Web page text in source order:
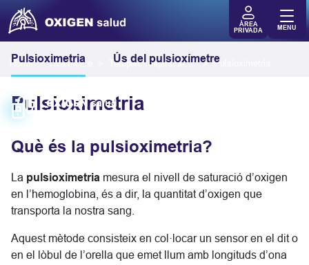
ÀREA
PRIVADA
MENU
Home Healthcare Teràpies respiratòries domiciliàries Pulsioximetria
OXIGENsalud
Pulsioximetria
Pulsioximetria Ús del pulsioxímetre
Pulsioximetria
Què és la pulsioximetria?
La pulsioximetria mesura el nivell de saturació d’oxigen
en l’hemoglobina, és a dir, la quantitat d’oxigen que
transporta la nostra sang.
Aquest mètode consisteix en col·locar un sensor en el dit o
en el lòbul de l’orella que emet llum amb longituds d’ona